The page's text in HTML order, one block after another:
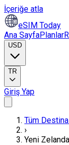
İçeriğe atla
eSIM Today
Ana SayfaPlanlar
USD
TR
Giriş Yap
Tüm
›
Yeni Zelanda